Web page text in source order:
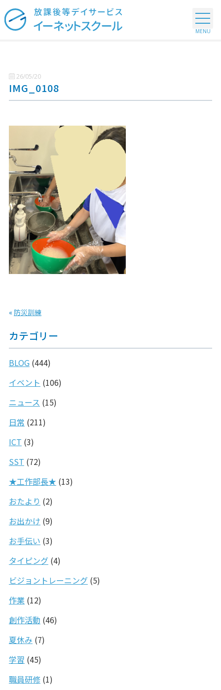
26/05/20
IMG_0108
« 防災訓練
カテゴリー
BLOG(444)
イベント (106)
ニュース (15)
日常 (211)
ICT (3)
SST (72)
★工作部長★ (13)
おたより (2)
お出かけ (9)
お手伝い (3)
タイピング(4)
ビジョントレーニング(5)
作業(12)
創作活動 (46)
夏休み (7)
学習 (45)
職員研修(1)